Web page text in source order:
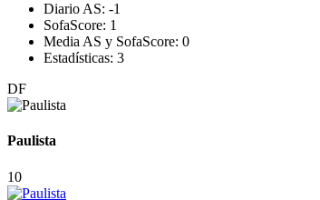
Diario AS: -1
SofaScore: 1
Media AS y SofaScore: 0
Estadísticas: 3
DF
Paulista
10